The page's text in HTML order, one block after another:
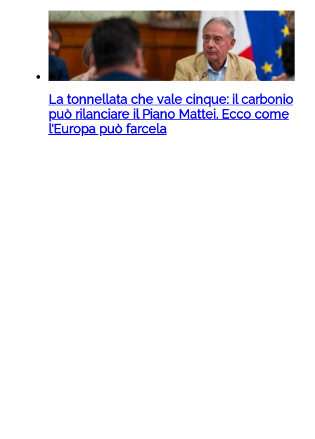
La tonnellata che vale cinque: il carbonio
può rilanciare il Piano Mattei. Ecco come
l’Europa può farcela